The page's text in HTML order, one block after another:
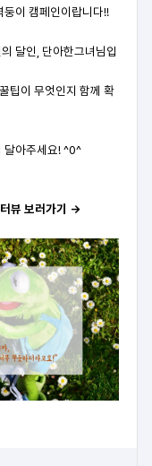
둥이 캠페인이랍니다!!
달인, 단아한그녀님입
팁이 무엇인지 함께 확
달아주세요! ^0^
뷰 보러가기 →